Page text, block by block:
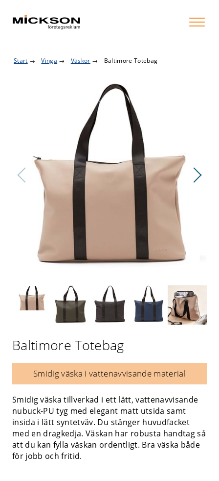
Start → Vinga → Väskor → Baltimore Totebag
Baltimore Totebag
Smidig väska i vattenavvisande material
Smidig väska tillverkad i ett lätt, vattenavvisande
nubuck-PU tyg med elegant matt utsida samt
insida i lätt syntetväv. Du stänger huvudfacket
med en dragkedja. Väskan har robusta handtag så
att du kan fylla väskan ordentligt. Bra väska både
för jobb och fritid.